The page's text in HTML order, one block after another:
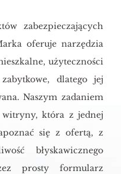
zabezpieczających
oferuje narzędzia
użyteczności
dlatego jej
Naszym zadaniem
witryny, która z jednej
się z ofertą, z
błyskawicznego
prosty formularz